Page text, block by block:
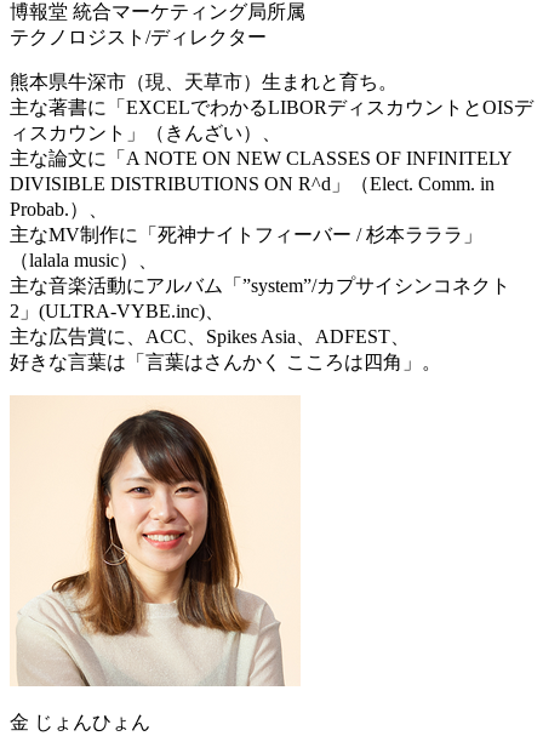
博報堂 統合マーケティング局所属
テクノロジスト/ディレクター
熊本県牛深市（現、天草市）生まれと育ち。
主な著書に「EXCELでわかるLIBORディスカウントとOISデ
ィスカウント」（きんざい）、
主な論文に「A NOTE ON NEW CLASSES OF INFINITELY
DIVISIBLE DISTRIBUTIONS ON R^d」（Elect. Comm. in
Probab.）、
主なMV制作に「死神ナイトフィーバー / 杉本ラララ」
（lalala music）、
主な音楽活動にアルバム「”system”/カプサイシンコネクト
2」(ULTRA-VYBE.inc)、
主な広告賞に、ACC、Spikes Asia、ADFEST、
好きな言葉は「言葉はさんかく こころは四角」。
金 じょんひょん